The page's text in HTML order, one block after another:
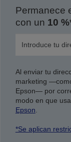
Permanece
con un 10
Al enviar tu
marketing
Epson— por
modo en que
Epson
*Se aplican